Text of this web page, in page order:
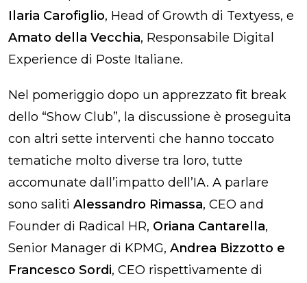
Ilaria Carofiglio, Head of Growth di Textyess, e
Amato della Vecchia, Responsabile Digital
Experience di Poste Italiane.
Nel pomeriggio dopo un apprezzato fit break
dello “Show Club”, la discussione è proseguita
con altri sette interventi che hanno toccato
tematiche molto diverse tra loro, tutte
accomunate dall’impatto dell’IA. A parlare
sono saliti Alessandro Rimassa, CEO and
Founder di Radical HR, Oriana Cantarella,
Senior Manager di KPMG, Andrea Bizzotto e
Francesco Sordi, CEO rispettivamente di